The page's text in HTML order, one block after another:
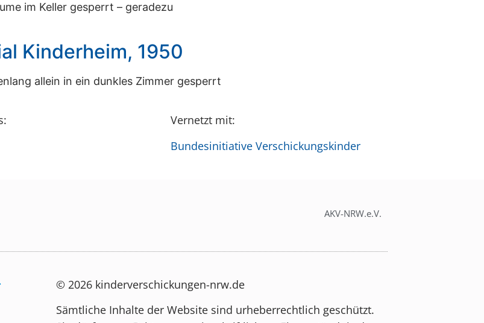
im Keller gesperrt – geradezu
Kinderheim, 1950
allein in ein dunkles Zimmer gesperrt
Vernetzt mit:
Bundesinitiative Verschickungskinder
AKV-NRW.e.V.
© 2026 kinderverschickungen-nrw.de
Sämtliche Inhalte der Website sind urheberrechtlich geschützt.